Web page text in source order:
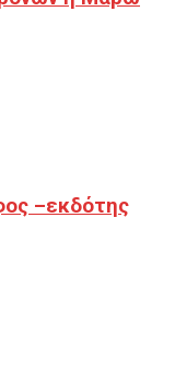
–εκδότης